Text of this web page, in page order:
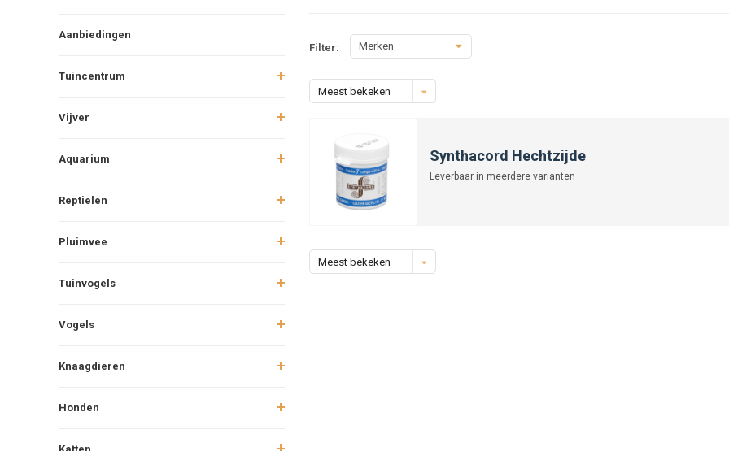
Aanbiedingen
Tuincentrum
Vijver
Aquarium
Reptielen
Pluimvee
Tuinvogels
Vogels
Knaagdieren
Honden
Filter: Merken
Meest bekeken
Synthacord Hechtzijde
Leverbaar in meerdere varianten
Meest bekeken